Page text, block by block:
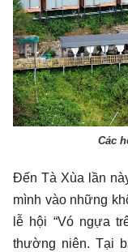
Các
Đến Tà Xùa lần
mình vào những
lễ hội “Vó ngựa
thường niên. Tại